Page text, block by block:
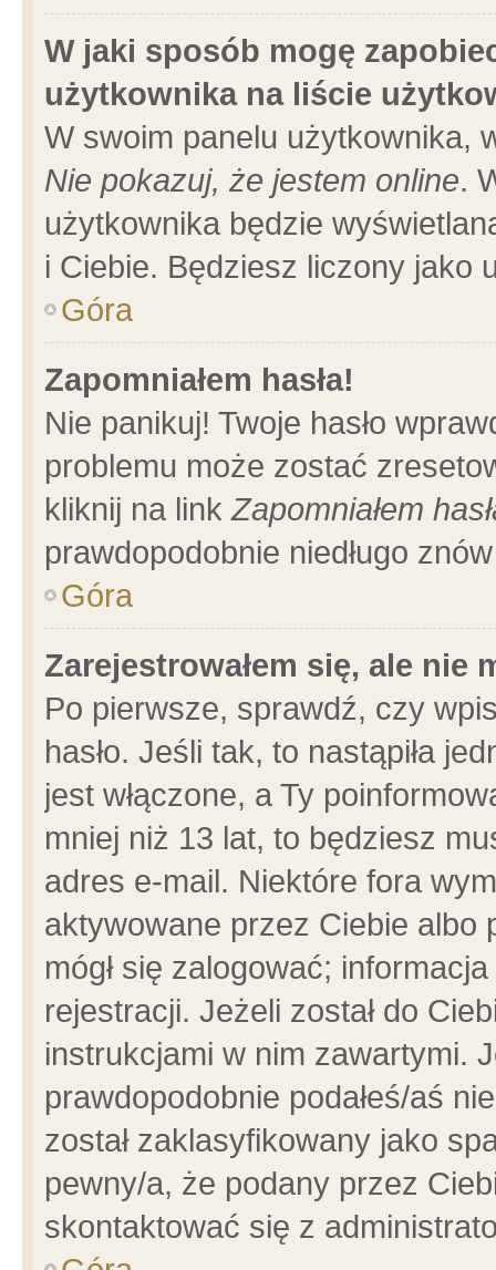
W jaki sposób mogę
użytkownika na liście
W swoim panelu użytkownika,
Nie pokazuj, że jestem online.
użytkownika będzie
i Ciebie. Będziesz liczony jako
Góra
Zapomniałem hasła!
Nie panikuj! Twoje hasło
problemu może zostać
kliknij na linkZapomniałem
prawdopodobnie niedługo
Góra
Zarejestrowałem się, ale nie
Po pierwsze, sprawdź, czy
hasło. Jeśli tak, to nastąpiła
jest włączone, a Ty
mniej niż 13 lat, to będziesz
adres e-mail. Niektóre fora
aktywowane przez Ciebie albo
mógł się zalogować;
rejestracji. Jeżeli został do
instrukcjami w nim zawartymi.
prawdopodobnie podałeś/aś
został zaklasyfikowany jako
pewny/a, że podany przez
skontaktować się z